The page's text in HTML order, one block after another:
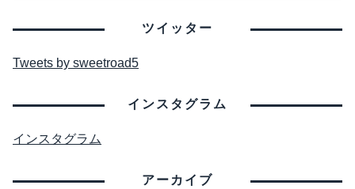
ツイッター
Tweets by sweetroad5
インスタグラム
インスタグラム
アーカイブ